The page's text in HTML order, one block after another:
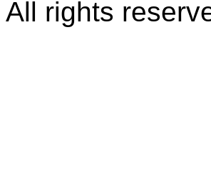
All rights